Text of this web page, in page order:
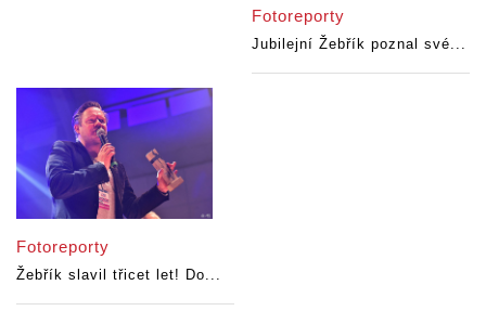
Fotoreporty
Jubilejní Žebřík poznal své...
Fotoreporty
Žebřík slavil třicet let! Do...